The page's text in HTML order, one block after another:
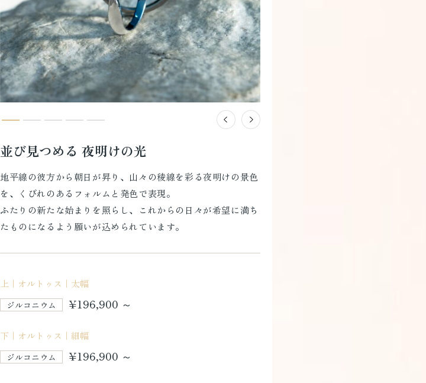
並び見つめる 夜明けの光
地平線の彼方から朝日が昇り、山々の稜線を彩る夜明けの景色
を、くびれのあるフォルムと発色で表現。
ふたりの新たな始まりを照らし、これからの日々が希望に満ち
たものになるよう願いが込められています。
上｜オルトゥス｜太幅
ジルコニウム ¥196,900 ～
下｜オルトゥス｜細幅
ジルコニウム ¥196,900 ～